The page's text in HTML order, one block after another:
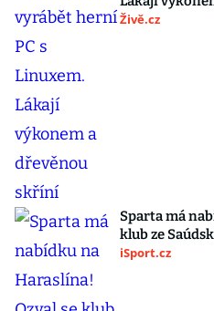
Živě.cz
Sparta má
klub ze
iSport.cz